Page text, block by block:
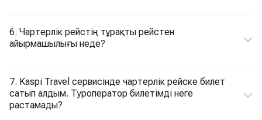
6. Чартерлік рейстің тұрақты рейстен
айырмашылығы неде?
7. Kaspi Travel сервисінде чартерлік рейске билет
сатып алдым. Туроператор билетімді неге
растамады?